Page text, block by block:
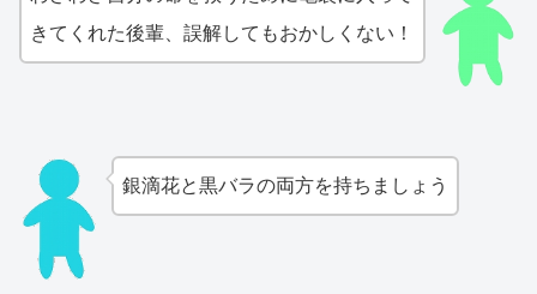
きてくれた後輩、誤解してもおかしくない！
銀滴花と黒バラの両方を持ちましょう